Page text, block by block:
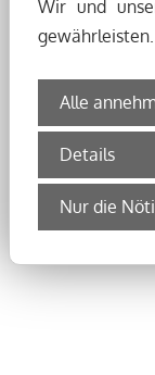
Wir und
Alle
Details
Nur die